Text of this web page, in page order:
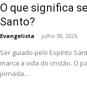
O que significa
Santo?
Evangelista - julho 30, 2026
Ser guiado pelo Espírito
marca a vida do cristão. O
jornada...